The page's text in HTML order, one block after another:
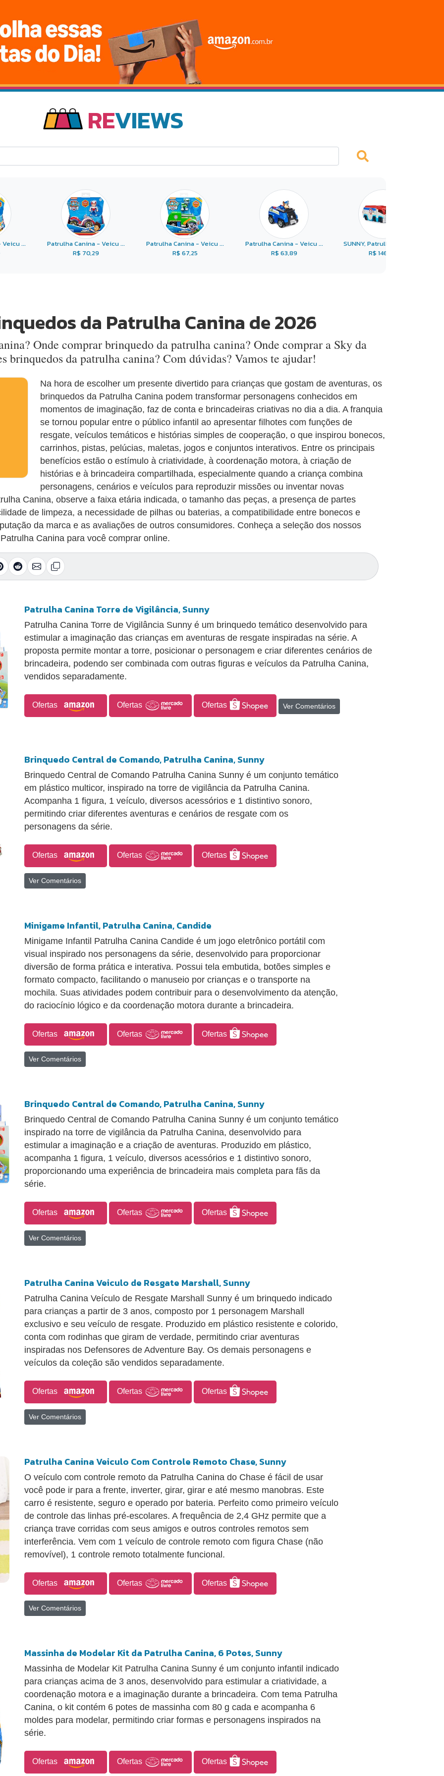
REVIEWS
...
Patrulha Canina - Veicu ...
R$ 70,29
Patrulha Canina - Veicu ...
R$ 67,25
Patrulha Canina - Veicu ...
R$ 63,89
SUNNY, Patrulha Canina, ...
R$ 146,90
da Patrulha Canina de 2026
Onde comprar brinquedo da patrulha canina? Onde comprar a Sky da
brinquedos da patrulha canina? Com dúvidas? Vamos te ajudar!
Na hora de escolher um presente divertido para crianças que gostam de aventuras, os
brinquedos da Patrulha Canina podem transformar personagens conhecidos em
momentos de imaginação, faz de conta e brincadeiras criativas no dia a dia. A franquia
se tornou popular entre o público infantil ao apresentar filhotes com funções de
resgate, veículos temáticos e histórias simples de cooperação, o que inspirou bonecos,
carrinhos, pistas, pelúcias, maletas, jogos e conjuntos interativos. Entre os principais
benefícios estão o estímulo à criatividade, à coordenação motora, à criação de
histórias e à brincadeira compartilhada, especialmente quando a criança combina
personagens, cenários e veículos para reproduzir missões ou inventar novas
Canina, observe a faixa etária indicada, o tamanho das peças, a presença de partes
de limpeza, a necessidade de pilhas ou baterias, a compatibilidade entre bonecos e
da marca e as avaliações de outros consumidores. Conheça a seleção dos nossos
Canina para você comprar online.
Patrulha Canina Torre de Vigilância, Sunny
Patrulha Canina Torre de Vigilância Sunny é um brinquedo temático desenvolvido para
estimular a imaginação das crianças em aventuras de resgate inspiradas na série. A
proposta permite montar a torre, posicionar o personagem e criar diferentes cenários de
brincadeira, podendo ser combinada com outras figuras e veículos da Patrulha Canina,
vendidos separadamente.
Ofertas Ofertas Ofertas Ver Comentários
Brinquedo Central de Comando, Patrulha Canina, Sunny
Brinquedo Central de Comando Patrulha Canina Sunny é um conjunto temático
em plástico multicor, inspirado na torre de vigilância da Patrulha Canina.
Acompanha 1 figura, 1 veículo, diversos acessórios e 1 distintivo sonoro,
permitindo criar diferentes aventuras e cenários de resgate com os
personagens da série.
Ofertas Ofertas Ofertas
Ver Comentários
Minigame Infantil, Patrulha Canina, Candide
Minigame Infantil Patrulha Canina Candide é um jogo eletrônico portátil com
visual inspirado nos personagens da série, desenvolvido para proporcionar
diversão de forma prática e interativa. Possui tela embutida, botões simples e
formato compacto, facilitando o manuseio por crianças e o transporte na
mochila. Suas atividades podem contribuir para o desenvolvimento da atenção,
do raciocínio lógico e da coordenação motora durante a brincadeira.
Ofertas Ofertas Ofertas
Ver Comentários
Brinquedo Central de Comando, Patrulha Canina, Sunny
Brinquedo Central de Comando Patrulha Canina Sunny é um conjunto temático
inspirado na torre de vigilância da Patrulha Canina, desenvolvido para
estimular a imaginação e a criação de aventuras. Produzido em plástico,
acompanha 1 figura, 1 veículo, diversos acessórios e 1 distintivo sonoro,
proporcionando uma experiência de brincadeira mais completa para fãs da
série.
Ofertas Ofertas Ofertas
Ver Comentários
Patrulha Canina Veiculo de Resgate Marshall, Sunny
Patrulha Canina Veículo de Resgate Marshall Sunny é um brinquedo indicado
para crianças a partir de 3 anos, composto por 1 personagem Marshall
exclusivo e seu veículo de resgate. Produzido em plástico resistente e colorido,
conta com rodinhas que giram de verdade, permitindo criar aventuras
inspiradas nos Defensores de Adventure Bay. Os demais personagens e
veículos da coleção são vendidos separadamente.
Ofertas Ofertas Ofertas
Ver Comentários
Patrulha Canina Veiculo Com Controle Remoto Chase, Sunny
O veículo com controle remoto da Patrulha Canina do Chase é fácil de usar
você pode ir para a frente, inverter, girar, girar e até mesmo manobras. Este
carro é resistente, seguro e operado por bateria. Perfeito como primeiro veículo
de controle das linhas pré-escolares. A frequência de 2,4 GHz permite que a
criança trave corridas com seus amigos e outros controles remotos sem
interferência. Vem com 1 veículo de controle remoto com figura Chase (não
removível), 1 controle remoto totalmente funcional.
Ofertas Ofertas Ofertas
Ver Comentários
Massinha de Modelar Kit da Patrulha Canina, 6 Potes, Sunny
Massinha de Modelar Kit Patrulha Canina Sunny é um conjunto infantil indicado
para crianças acima de 3 anos, desenvolvido para estimular a criatividade, a
coordenação motora e a imaginação durante a brincadeira. Com tema Patrulha
Canina, o kit contém 6 potes de massinha com 80 g cada e acompanha 6
moldes para modelar, permitindo criar formas e personagens inspirados na
série.
Ofertas Ofertas Ofertas